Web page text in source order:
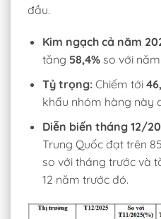
đầu.
Kim ngạch cả năm
tăng 58,4%so với năm
Tỷ trọng:Chiếm tới
khẩu nhóm hàng này
Diễn biến tháng 12/
Trung Quốc đạt trên
so với tháng trước và
12 năm trước đó.